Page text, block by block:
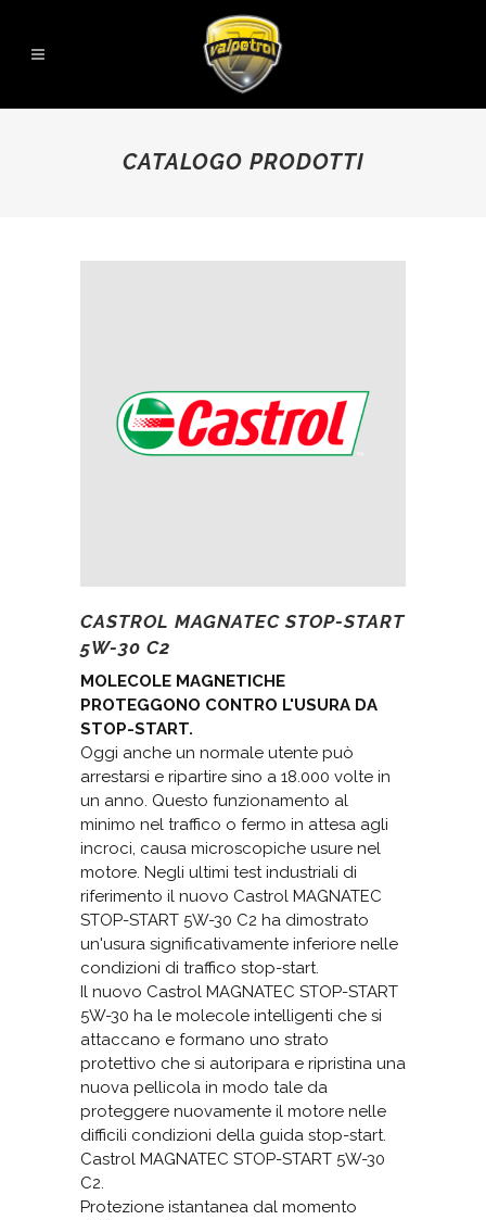
CATALOGO PRODOTTI
CASTROL MAGNATEC STOP-START
5W-30 C2
MOLECOLE MAGNETICHE
PROTEGGONO CONTRO L'USURA DA
STOP-START.
Oggi anche un normale utente può
arrestarsi e ripartire sino a 18.000 volte in
un anno. Questo funzionamento al
minimo nel traffico o fermo in attesa agli
incroci, causa microscopiche usure nel
motore. Negli ultimi test industriali di
riferimento il nuovo Castrol MAGNATEC
STOP-START 5W-30 C2 ha dimostrato
un'usura significativamente inferiore nelle
condizioni di traffico stop-start.
Il nuovo Castrol MAGNATEC STOP-START
5W-30 ha le molecole intelligenti che si
attaccano e formano uno strato
protettivo che si autoripara e ripristina una
nuova pellicola in modo tale da
proteggere nuovamente il motore nelle
difficili condizioni della guida stop-start.
Castrol MAGNATEC STOP-START 5W-30
C2.
Protezione istantanea dal momento